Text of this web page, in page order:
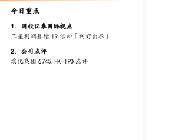
调。其中，智谱2513.HK跌14.67%，芯碁微装
消息面，据半导体业界研究机构SemiAnalysis
）和旗舰芯片（Rubin Ultra）在制造上碰到了
打破了市场此前对AI供应链「高歌猛进」的乐
0.74%、纳斯达克100指数上涨1.26%、道琼斯
星电子（005930.KS）今早在盘前公布业绩预
越全年市场预期，也远胜其2025年全年的表
加上三星今年股价已累涨逾150%，在「利好
力士亦跌近逾3%。 宏观数据方面，美国六月
升后、生产随之放缓的自然回落，服务业整体
业方面，早前公布的六月ISM制造业PMI由